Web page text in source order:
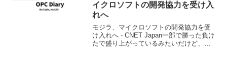
イクロソフトの開発協力を受け入
れへ
モジラ、マイクロソフトの開発協力を受
け入れへ - CNET Japan一部で勝った負け
たで盛り上がっているみたいだけど、こ